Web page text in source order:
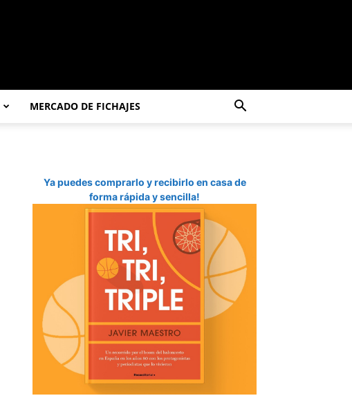
MERCADO DE FICHAJES
Ya puedes comprarlo y recibirlo en casa de
forma rápida y sencilla!